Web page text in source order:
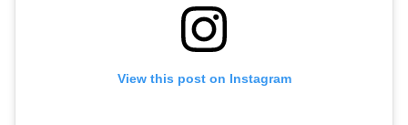
View this post on Instagram